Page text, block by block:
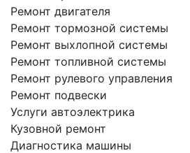
Ремонт двигателя
Ремонт тормозной системы
Ремонт выхлопной системы
Ремонт топливной системы
Ремонт рулевого управления
Ремонт подвески
Услуги автоэлектрика
Кузовной ремонт
Диагностика машины